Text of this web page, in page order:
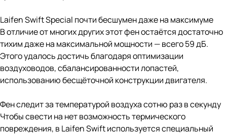
Laifen Swift Special почти бесшумен даже на максимуме
В отличие от многих других этот фен остаётся достаточно
тихим даже на максимальной мощности — всего 59 дБ.
Этого удалось достичь благодаря оптимизации
воздуховодов, сбалансированности лопастей,
использованию бесщёточной конструкции двигателя.
Фен следит за температурой воздуха сотню раз в секунду
Чтобы свести на нет возможность термического
повреждения, в Laifen Swift используется специальный